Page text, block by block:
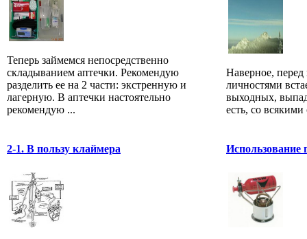
Теперь займемся непосредственно
складыванием аптечки. Рекомендую
разделить ее на 2 части: экстренную и
лагерную. В аптечки настоятельно
рекомендую ...
Наверное,
личностями
выходных,
есть, со всякими
2-1. В пользу клаймера Использование